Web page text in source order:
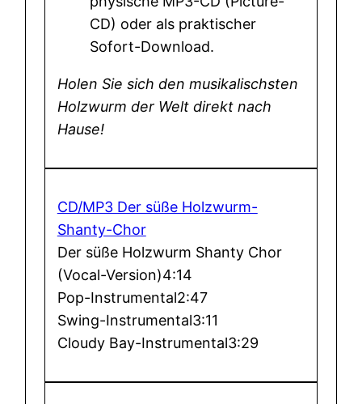
CD) oder als praktischer
Sofort-Download.
Holen Sie sich den musikalischsten
Holzwurm der Welt direkt nach
Hause!
CD/MP3 Der süße Holzwurm-
Shanty-Chor
Der süße Holzwurm Shanty Chor
(Vocal-Version)4:14
Pop-Instrumental2:47
Swing-Instrumental3:11
Cloudy Bay-Instrumental3:29